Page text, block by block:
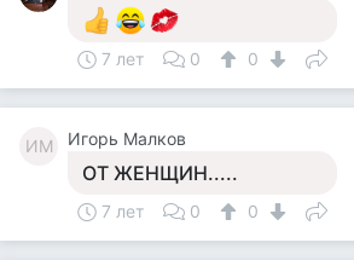
7 лет 0 0
ИМ Игорь Малков
ОТ ЖЕНЩИН.....
7 лет 0 0